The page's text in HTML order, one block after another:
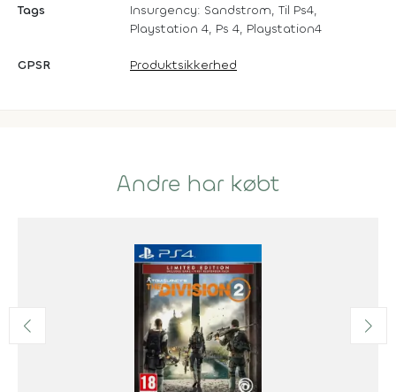
Tags
Insurgency: Sandstrom, Til Ps4,
Playstation 4, Ps 4, Playstation4
GPSR Produktsikkerhed
Andre har købt